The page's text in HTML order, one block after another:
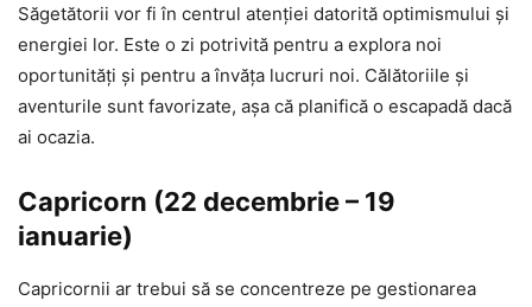
Săgetătorii vor fi în centrul atenției datorită optimismului și
energiei lor. Este o zi potrivită pentru a explora noi
oportunități și pentru a învăța lucruri noi. Călătoriile și
aventurile sunt favorizate, așa că planifică o escapadă dacă
ai ocazia.
Capricorn (22 decembrie – 19
ianuarie)
Capricornii ar trebui să se concentreze pe gestionarea